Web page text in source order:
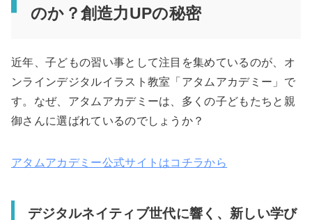
のか？創造力UPの秘密
近年、子どもの習い事として注目を集めているのが、オ
ンラインデジタルイラスト教室「アタムアカデミー」で
す。なぜ、アタムアカデミーは、多くの子どもたちと親
御さんに選ばれているのでしょうか？
アタムアカデミー公式サイトはコチラから
デジタルネイティブ世代に響く、新しい学び